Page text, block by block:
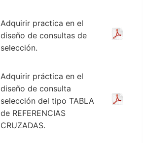
Adquirir practica en el
diseño de consultas de
selección.
Adquirir práctica en el
diseño de consulta
selección del tipo TABLA
de REFERENCIAS
CRUZADAS.